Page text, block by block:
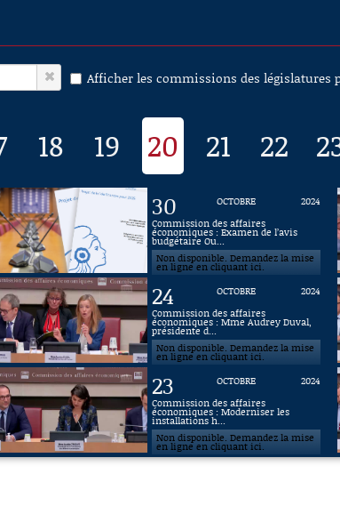
Afficher les commissions des législatures
18 19 20 21 22
30 OCTOBRE
2024
Commission des affaires
économiques : Examen de l’avis
budgétaire Ou...
Non disponible. Demandez la mise
en ligne en cliquant ici.
24 OCTOBRE
2024
Commission des affaires
économiques : Mme Audrey Duval,
présidente d...
Non disponible. Demandez la mise
en ligne en cliquant ici.
23 OCTOBRE
2024
Commission des affaires
économiques : Moderniser les
installations h...
Non disponible. Demandez la mise
en ligne en cliquant ici.